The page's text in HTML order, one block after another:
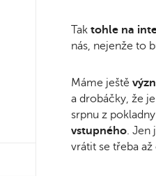
Tak tohle na
nás, nejenže to
Máme ještě
a drobáčky, že
srpnu z
vstupného. Jen
vrátit se třeba